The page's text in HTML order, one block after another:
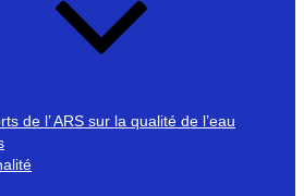
de l’ ARS sur la qualité de l’eau